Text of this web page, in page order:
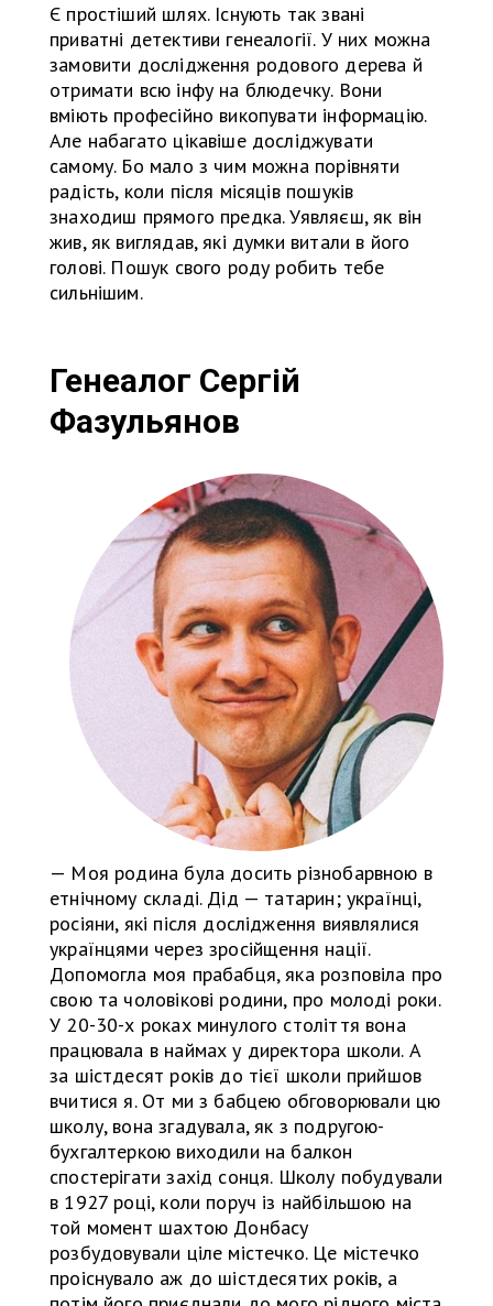
Є простіший шлях. Існують так звані
приватні детективи генеалогії. У них можна
замовити дослідження родового дерева й
отримати всю інфу на блюдечку. Вони
вміють професійно викопувати інформацію.
Але набагато цікавіше досліджувати
самому. Бо мало з чим можна порівняти
радість, коли після місяців пошуків
знаходиш прямого предка. Уявляєш, як він
жив, як виглядав, які думки витали в його
голові. Пошук свого роду робить тебе
сильнішим.
Генеалог Сергій
Фазульянов
— Моя родина була досить різнобарвною в
етнічному складі. Дід — татарин; українці,
росіяни, які після дослідження виявлялися
українцями через зросійщення нації.
Допомогла моя прабабця, яка розповіла про
свою та чоловікові родини, про молоді роки.
У 20-30-х роках минулого століття вона
працювала в наймах у директора школи. А
за шістдесят років до тієї школи прийшов
вчитися я. От ми з бабцею обговорювали цю
школу, вона згадувала, як з подругою-
бухгалтеркою виходили на балкон
спостерігати захід сонця. Школу побудували
в 1927 році, коли поруч із найбільшою на
той момент шахтою Донбасу
розбудовували ціле містечко. Це містечко
проіснувало аж до шістдесятих років, а